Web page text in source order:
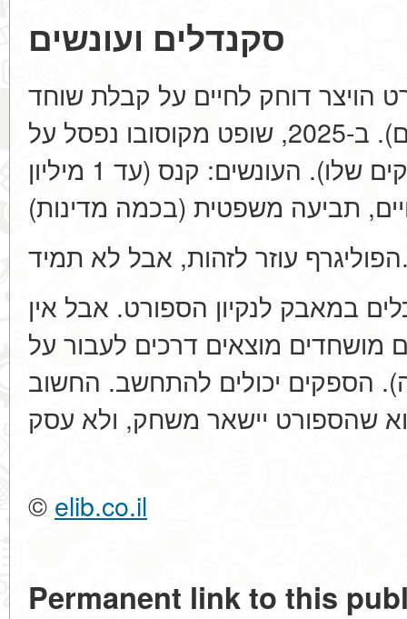
סקנדלים ועונשים
הויצר דוחק לחיים על קבלת שוחד
ממאפיה (משחקים מתוכננים). ב-2025, שופט מקוסובו נפסל על
המרות (הוא המרה על המשחקים שלו). העונשים: קנס (עד 1 מיליון
אבל לא תמיד.
במאבק לנקיון הספורט. אבל אין
מוצאים דרכים לעבור על
הספקים יכולים להתחשב. החשוב
© elib.co.il
Permanent link to this